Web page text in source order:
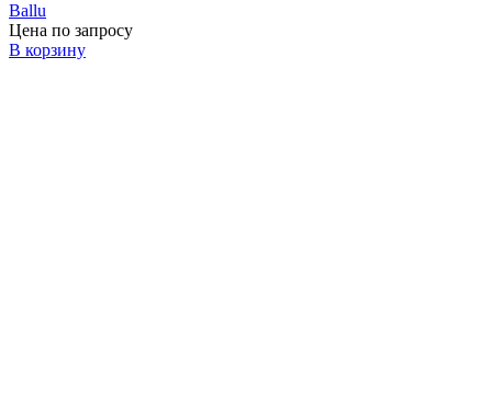
Ballu
Цена по запросу
В корзину